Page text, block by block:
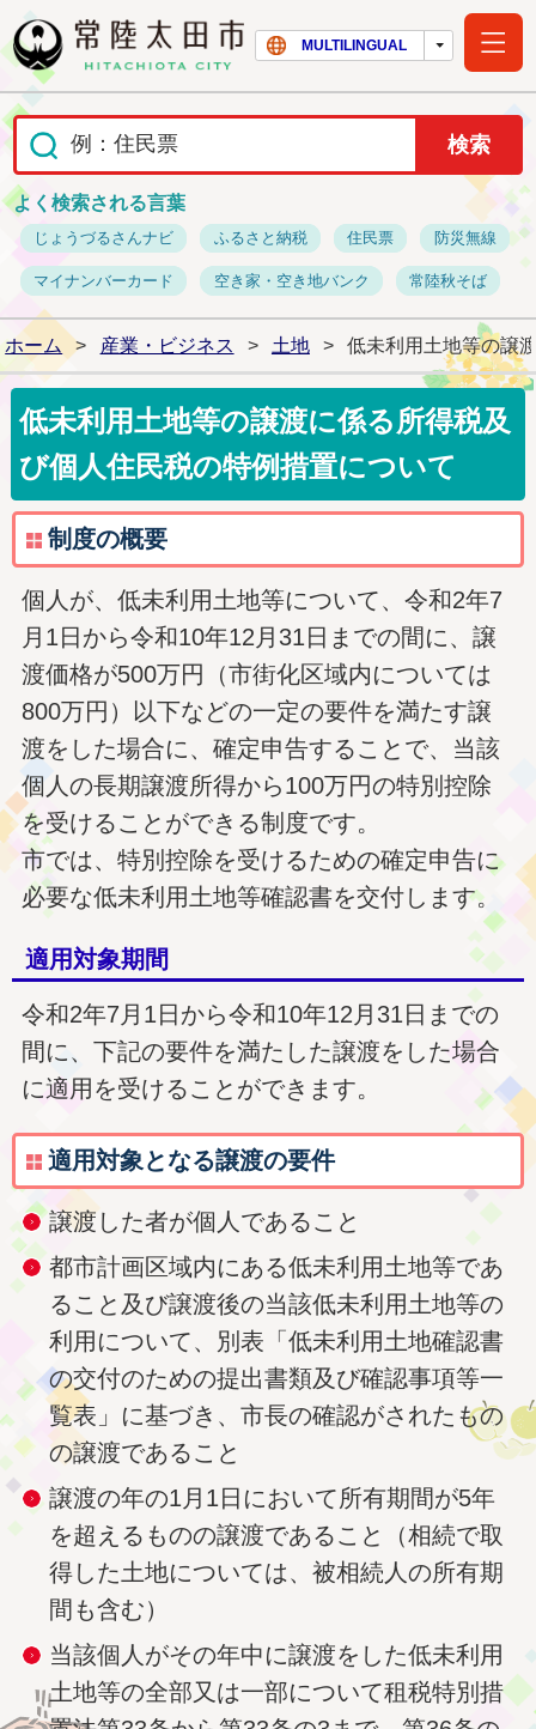
常陸太田市ホー
MULTILINGUAL
よく検索される言葉
じょうづるさんナビ ふるさと納税 住民票 防災無線
マイナンバーカード 空き家・空き地バンク 常陸秋そば
ホーム > 産業・ビジネス > 土地 > 低未利用土地等の譲
低未利用土地等の譲渡に係る所得税及
び個人住民税の特例措置について
制度の概要
個人が、低未利用土地等について、令和2年7
月1日から令和10年12月31日までの間に、譲
渡価格が500万円（市街化区域内については
800万円）以下などの一定の要件を満たす譲
渡をした場合に、確定申告することで、当該
個人の長期譲渡所得から100万円の特別控除
を受けることができる制度です。
市では、特別控除を受けるための確定申告に
必要な低未利用土地等確認書を交付します。
適用対象期間
令和2年7月1日から令和10年12月31日までの
間に、下記の要件を満たした譲渡をした場合
に適用を受けることができます。
適用対象となる譲渡の要件
譲渡した者が個人であること
都市計画区域内にある低未利用土地等であ
ること及び譲渡後の当該低未利用土地等の
利用について、別表「低未利用土地確認書
の交付のための提出書類及び確認事項等一
覧表」に基づき、市長の確認がされたもの
の譲渡であること
譲渡の年の1月1日において所有期間が5年
を超えるものの譲渡であること（相続で取
得した土地については、被相続人の所有期
間も含む）
当該個人がその年中に譲渡をした低未利用
土地等の全部又は一部について租税特別措